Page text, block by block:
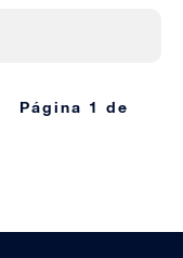
Página 1 de